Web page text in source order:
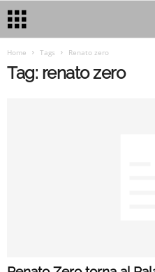
Home Tags Renato zero
Tag: renato zero